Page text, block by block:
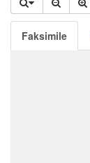
Faksimile